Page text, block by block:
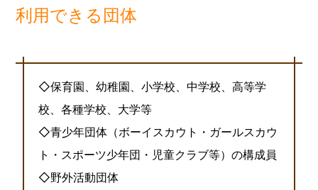
利用できる団体
◇保育園、幼稚園、小学校、中学校、高等学
校、各種学校、大学等
◇青少年団体（ボーイスカウト・ガールスカウ
ト・スポーツ少年団・児童クラブ等）の構成員
◇野外活動団体